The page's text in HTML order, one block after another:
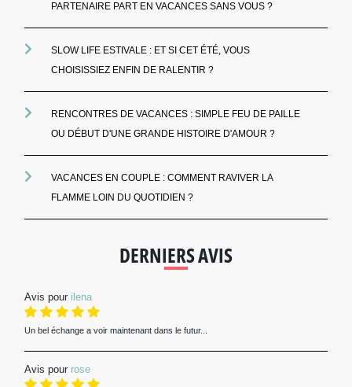
PARTENAIRE PART EN VACANCES SANS VOUS ?
SLOW LIFE ESTIVALE : ET SI CET ÉTÉ, VOUS
CHOISISSIEZ ENFIN DE RALENTIR ?
RENCONTRES DE VACANCES : SIMPLE FEU DE PAILLE
OU DÉBUT D'UNE GRANDE HISTOIRE D'AMOUR ?
VACANCES EN COUPLE : COMMENT RAVIVER LA
FLAMME LOIN DU QUOTIDIEN ?
DERNIERS AVIS
Avis pour ilena
Un bel échange a voir maintenant dans le futur...
Avis pour rose